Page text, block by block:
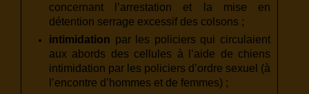
concernant l’arrestation et la mise en
détention serrage excessif des colsons ;
intimidation par les policiers qui circulaient
aux abords des cellules à l’aide de chiens
intimidation par les policiers d’ordre sexuel (à
l’encontre d’hommes et de femmes) ;